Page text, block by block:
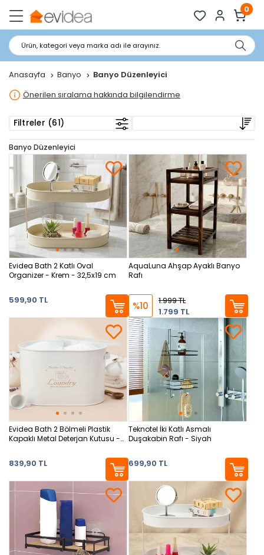
0
Ürün, kategori veya marka adı ile arayınız.
Anasayfa Banyo Banyo Düzenleyici
Önerilen sıralama hakkında bilgilendirme
Filtreler (61)
Banyo Düzenleyici
Evidea Bath 2 Katlı Oval
Organizer - Krem - 32,5x19 cm
599,90 TL
AquaLuna Ahşap Ayaklı Banyo
Rafı
%10
1.999 TL
1.799 TL
Evidea Bath 2 Bölmeli Plastik
Kapaklı Metal Deterjan Kutusu -
839,90 TL
Teknotel İki Katlı Asmalı
Duşakabin Rafı - Siyah
699,90 TL